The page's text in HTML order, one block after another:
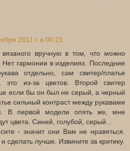
2011 г. в 00:21
вязаного вручную в том, что можно
Нет гармонии в изделиях. Последние
отдельно, сам свитер/платье
это из-за цветов. Второй свитер
если бы он был не серый, а черный
сильный контраст между рукавами
В первой модели опять же, мне
цвета. Синий, голубой, серый...
- значит они Вам не нравяться.
сделать лучше. Извините за критику.